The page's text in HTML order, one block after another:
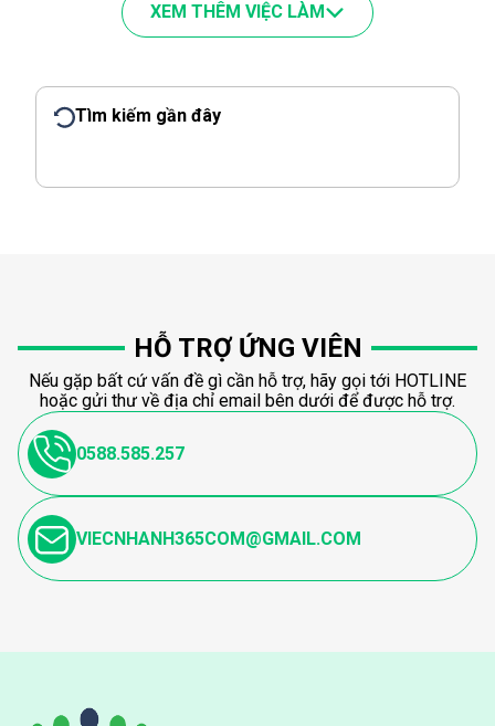
XEM THÊM VIỆC LÀM
Tìm kiếm gần đây
HỖ TRỢ ỨNG VIÊN
Nếu gặp bất cứ vấn đề gì cần hỗ trợ, hãy gọi tới HOTLINE
hoặc gửi thư về địa chỉ email bên dưới để được hỗ trợ.
0588.585.257
VIECNHANH365COM@GMAIL.COM